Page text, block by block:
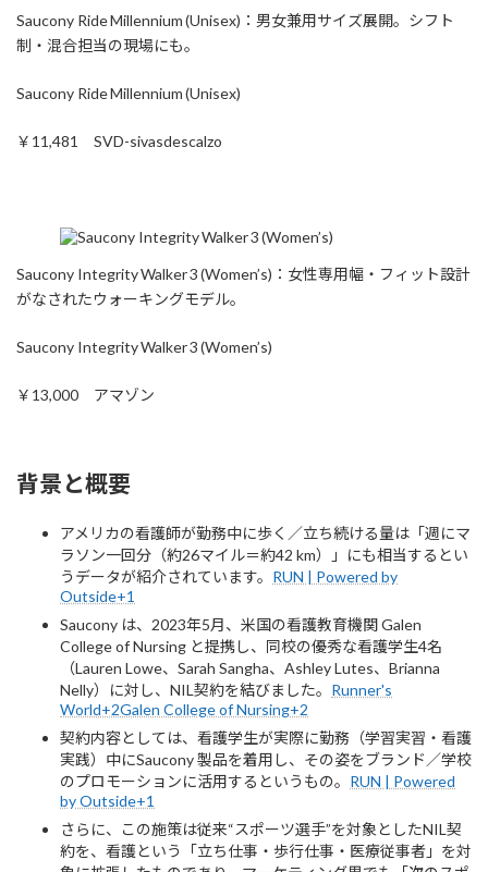
Saucony Ride Millennium (Unisex)：男女兼用サイズ展開。シフト
制・混合担当の現場にも。
Saucony Ride Millennium (Unisex)
￥11,481 SVD-sivasdescalzo
Saucony Integrity Walker 3 (Women’s)：女性専用幅・フィット設計
がなされたウォーキングモデル。
Saucony Integrity Walker 3 (Women’s)
￥13,000 アマゾン
背景と概要
アメリカの看護師が勤務中に歩く／立ち続ける量は「週にマ
ラソン一回分（約26マイル＝約42 km）」にも相当するとい
うデータが紹介されています。 RUN | Powered by
Outside+1
Saucony は、2023年5月、米国の看護教育機関 Galen
College of Nursing と提携し、同校の優秀な看護学生4名
（Lauren Lowe、Sarah Sangha、Ashley Lutes、Brianna
Nelly）に対し、NIL契約を結びました。 Runner's
World+2Galen College of Nursing+2
契約内容としては、看護学生が実際に勤務（学習実習・看護
実践）中にSaucony 製品を着用し、その姿をブランド／学校
のプロモーションに活用するというもの。 RUN | Powered
by Outside+1
さらに、この施策は従来“スポーツ選手”を対象としたNIL契
約を、看護という「立ち仕事・歩行仕事・医療従事者」を対